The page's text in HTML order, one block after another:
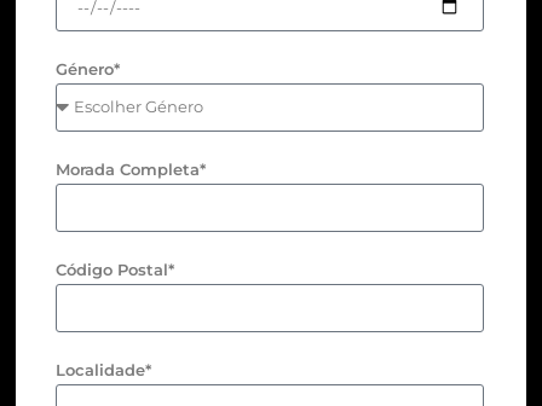
Género*
Morada Completa*
Código Postal*
Localidade*